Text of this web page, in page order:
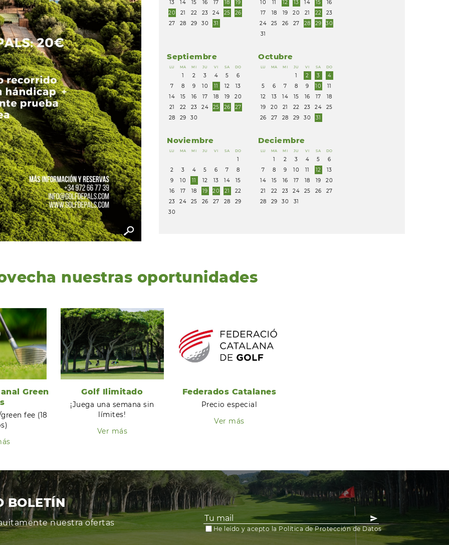
13
14 15 16 17 18
19
20
21 22 23 24 25
26
27
28 29 30 31
10
11 12 13 14 15
16
17
18 19 20 21 22
23
24
25 26 27 28 29
30
31
Septiembre
LU MA MI JU VI SA DO
1 2 3 4 5
6
7
8 9 10 11 12
13
14
15 16 17 18 19
20
21
22 23 24 25 26
27
28
29 30
Octubre
LU MA MI JU VI SA DO
1 2 3
4
5
6 7 8 9 10
11
12
13 14 15 16 17
18
19
20 21 22 23 24
25
26
27 28 29 30 31
Noviembre
LU MA MI JU VI SA DO
1
2
3 4 5 6 7
8
9
10 11 12 13 14
15
16
17 18 19 20 21
22
23
24 25 26 27 28
29
30
Deciembre
LU MA MI JU VI SA DO
1 2 3 4 5
6
7
8 9 10 11 12
13
14
15 16 17 18 19
20
21
22 23 24 25 26
27
28
29 30 31
nuestras oportunidades
Green
fee (18
Golf Ilimitado
¡Juega una semana sin
límites!
Ver más
Federados Catalanes
Precio especial
Ver más
BOLETÍN
nuestra ofertas
He leído y acepto la Política de Protección de Datos